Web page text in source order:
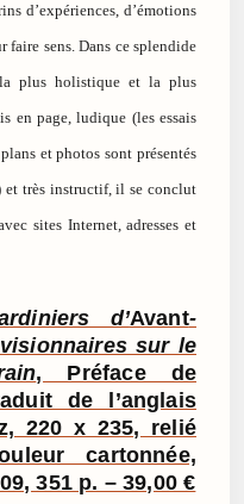
d’expériences, d’émotions
faire sens. Dans ce splendide
plus holistique et la plus
en page, ludique (les essais
et photos sont présentés
et très instructif, il se conclut
sites Internet, adresses et
d’Avant-
sur le
, Préface de
de l’anglais
220 x 235, relié
cartonnée,
351 p. – 39,00 €